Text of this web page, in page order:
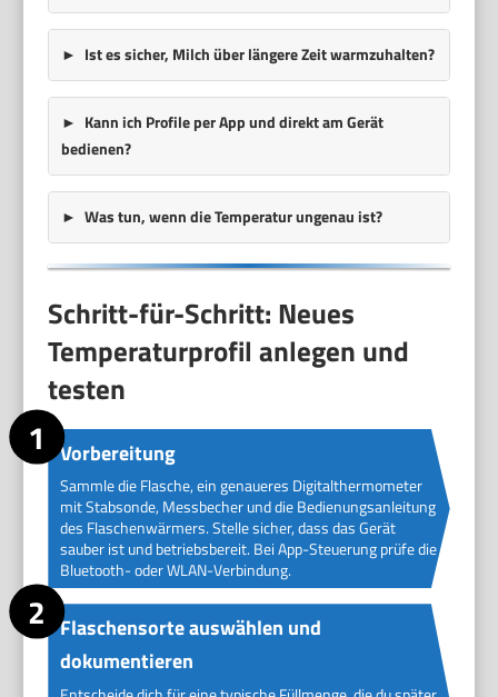
Ist es sicher, Milch über längere Zeit warmzuhalten?
Kann ich Profile per App und direkt am Gerät
bedienen?
Was tun, wenn die Temperatur ungenau ist?
Schritt-für-Schritt: Neues
Temperaturprofil anlegen und
testen
Vorbereitung
Sammle die Flasche, ein genaueres Digitalthermometer
mit Stabsonde, Messbecher und die Bedienungsanleitung
des Flaschenwärmers. Stelle sicher, dass das Gerät
sauber ist und betriebsbereit. Bei App-Steuerung prüfe die
Bluetooth- oder WLAN-Verbindung.
Flaschensorte auswählen und
dokumentieren